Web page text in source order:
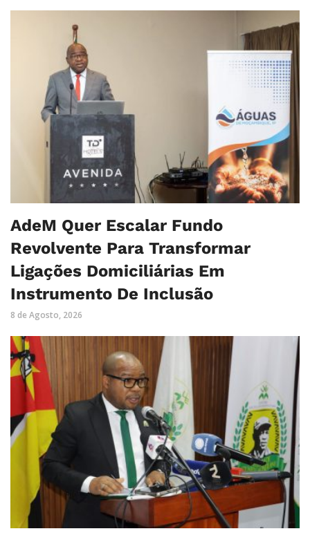
AdeM Quer Escalar Fundo
Revolvente Para Transformar
Ligações Domiciliárias Em
Instrumento De Inclusão
8 de Agosto, 2026